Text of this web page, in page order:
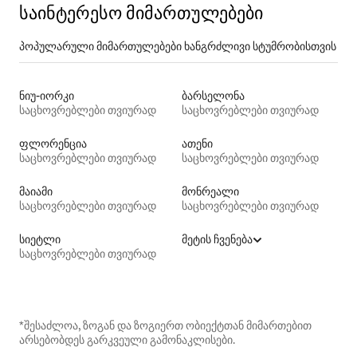
საინტერესო მიმართულებები
პოპულარული მიმართულებები ხანგრძლივი სტუმრობისთვის
ნიუ-იორკი
საცხოვრებლები თვიურად
ბარსელონა
საცხოვრებლები თვიურად
ფლორენცია
საცხოვრებლები თვიურად
ათენი
საცხოვრებლები თვიურად
მაიამი
საცხოვრებლები თვიურად
მონრეალი
საცხოვრებლები თვიურად
სიეტლი
საცხოვრებლები თვიურად
მეტის ჩვენება
*შესაძლოა, ზოგან და ზოგიერთ ობიექტთან მიმართებით
არსებობდეს გარკვეული გამონაკლისები.